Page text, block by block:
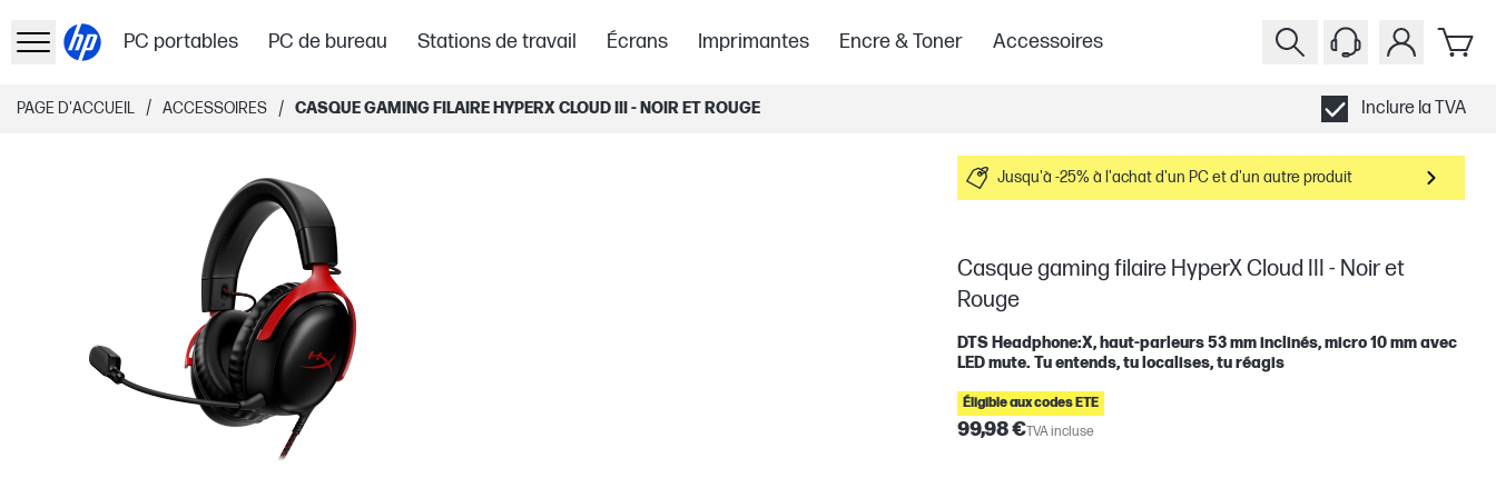
PC portables PC de bureau Stations de travail Écrans Imprimantes Encre & Toner Accessoires
PAGE D'ACCUEIL / ACCESSOIRES / CASQUE GAMING FILAIRE HYPERX CLOUD III - NOIR ET ROUGE Inclure la TVA
Jusqu'à -25% à l'achat d'un PC et d'un autre produit
Casque gaming filaire HyperX Cloud III - Noir et
Rouge
DTS Headphone:X, haut-parleurs 53 mm inclinés, micro 10 mm avec
LED mute. Tu entends, tu localises, tu réagis
Éligible aux codes ETE
99,98 €TVA incluse